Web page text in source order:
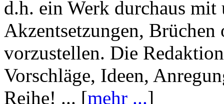
d.h. ein Werk durchaus mit
Akzentsetzungen, Brüchen
vorzustellen. Die
Vorschläge, Ideen,
Reihe! ... [mehr ...]